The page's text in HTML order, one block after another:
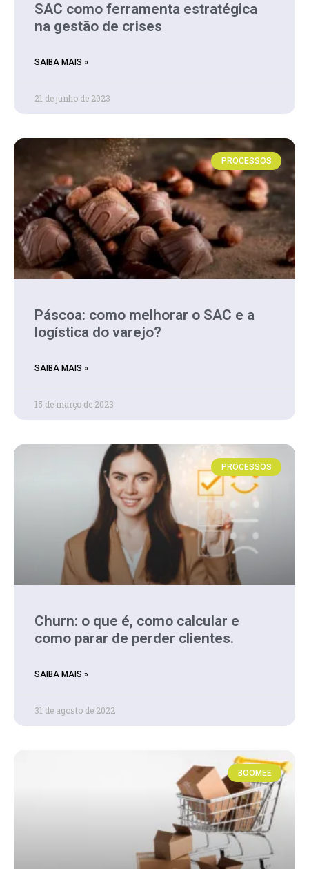
SAC como ferramenta estratégica
na gestão de crises
SAIBA MAIS »
21 de junho de 2023
PROCESSOS
Páscoa: como melhorar o SAC e a
logística do varejo?
SAIBA MAIS »
15 de março de 2023
PROCESSOS
Churn: o que é, como calcular e
como parar de perder clientes.
SAIBA MAIS »
31 de agosto de 2022
BOOMEE